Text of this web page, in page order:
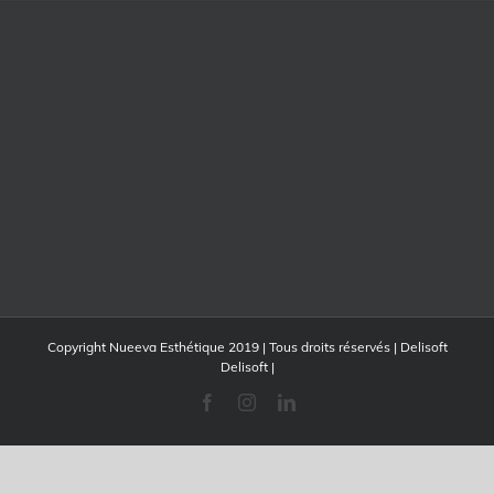
Copyright Nueeva Esthétique 2019 | Tous droits réservés | Delisoft
Delisoft|
FacebookInstagramLinkedIn